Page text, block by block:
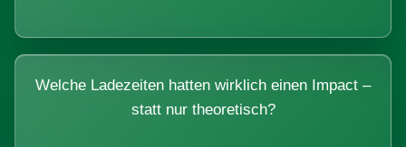
Welche Ladezeiten hatten wirklich einen Impact –
statt nur theoretisch?